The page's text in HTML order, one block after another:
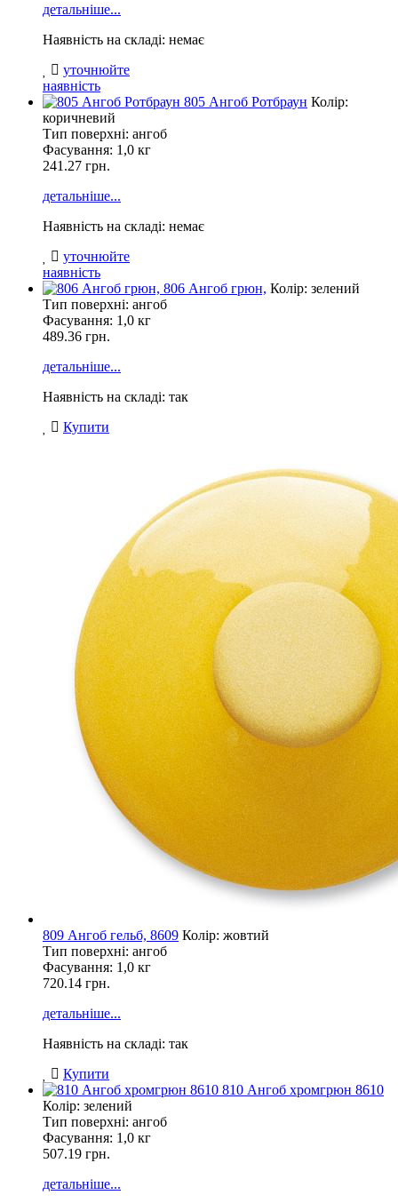
детальніше...
Наявність на складі: немає
уточнюйте
наявність
805 Ангоб Ротбраун Колір:
коричневий
Тип поверхні: ангоб
Фасування: 1,0 кг
241.27 грн.
детальніше...
Наявність на складі: немає
уточнюйте
наявність
806 Ангоб грюн, Колір: зелений
Тип поверхні: ангоб
Фасування: 1,0 кг
489.36 грн.
детальніше...
Наявність на складі: так
Купити
809 Ангоб гельб, 8609 Колір: жовтий
Тип поверхні: ангоб
Фасування: 1,0 кг
720.14 грн.
детальніше...
Наявність на складі: так
Купити
810 Ангоб хромгрюн 8610
Колір: зелений
Тип поверхні: ангоб
Фасування: 1,0 кг
507.19 грн.
детальніше...